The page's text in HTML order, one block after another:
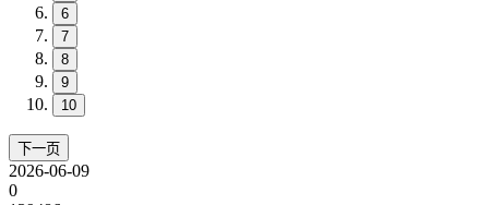
6
7
8
9
10
下一页
2026-06-09
0